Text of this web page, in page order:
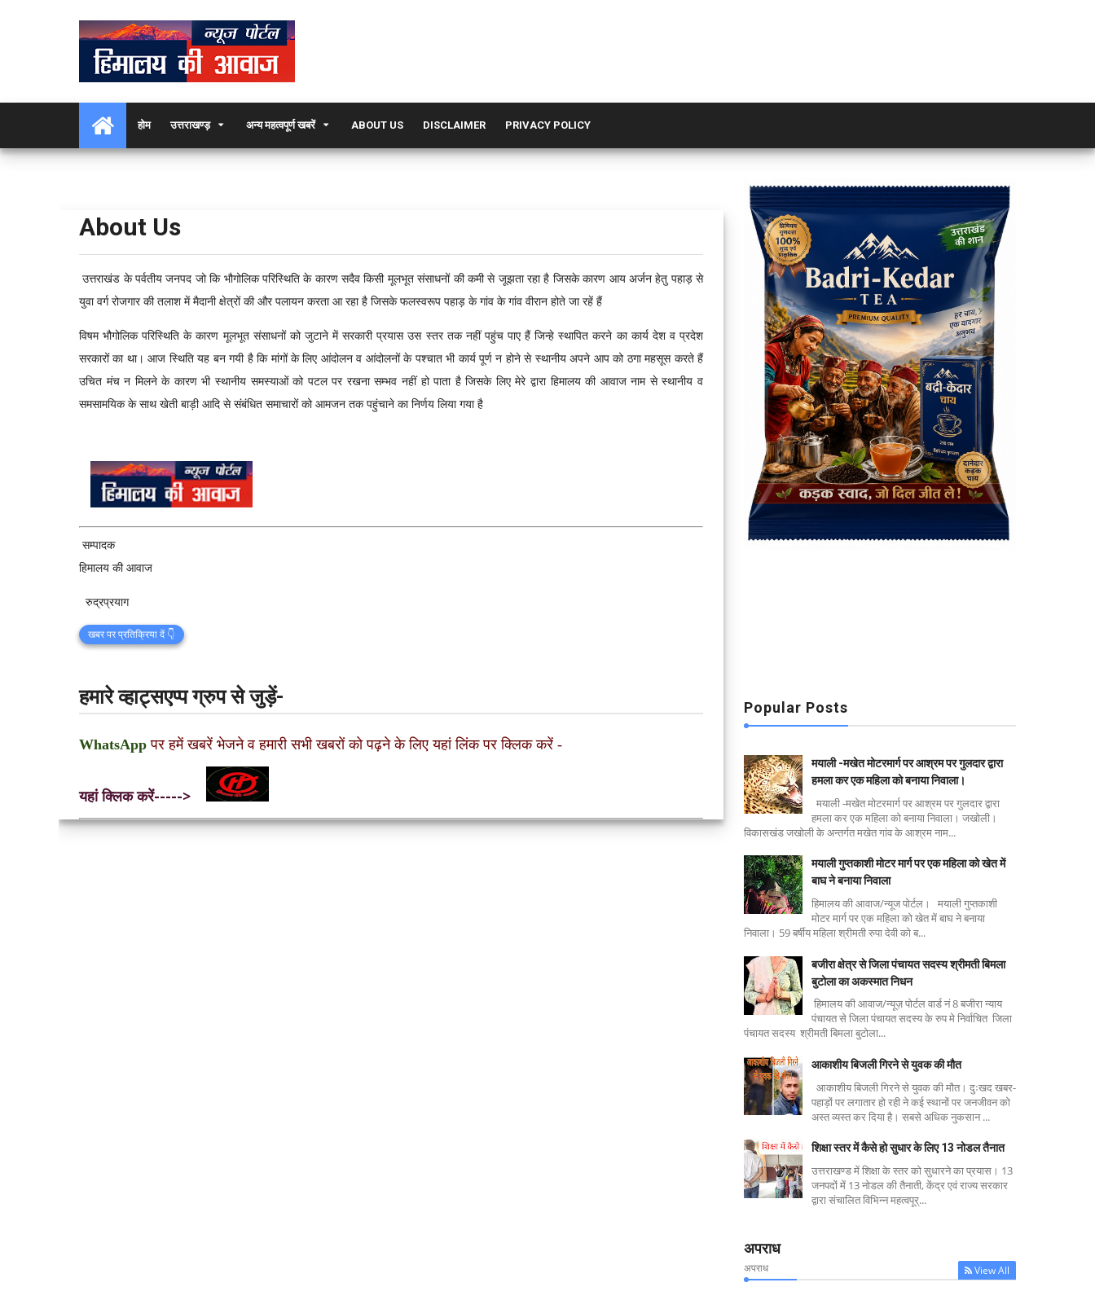
होम उत्तराखण्ड़ अन्य महत्वपूर्ण खबरें ABOUT US DISCLAIMER PRIVACY POLICY
About Us
उत्तराखंड के पर्वतीय जनपद जो कि भौगोलिक परिस्थिति के कारण सदैव किसी मूलभूत संसाधनों की कमी से जूझता रहा है जिसके कारण आय अर्जन हेतु पहाड़ से
युवा वर्ग रोजगार की तलाश में मैदानी क्षेत्रों की और पलायन करता आ रहा है जिसके फलस्वरूप पहाड़ के गांव के गांव वीरान होते जा रहें हैं
विषम भौगोलिक परिस्थिति के कारण मूलभूत संसाधनों को जुटाने में सरकारी प्रयास उस स्तर तक नहीं पहुंच पाए हैं जिन्हे स्थापित करने का कार्य देश व प्रदेश
सरकारों का था। आज स्थिति यह बन गयी है कि मांगों के लिए आंदोलन व आंदोलनों के पश्चात भी कार्य पूर्ण न होने से स्थानीय अपने आप को ठगा महसूस करते हैं
उचित मंच न मिलने के कारण भी स्थानीय समस्याओं को पटल पर रखना सम्भव नहीं हो पाता है जिसके लिए मेरे द्वारा हिमालय की आवाज नाम से स्थानीय व
समसामयिक के साथ खेती बाड़ी आदि से संबंधित समाचारों को आमजन तक पहुंचाने का निर्णय लिया गया है
सम्पादक
हिमालय की आवाज
रुद्रप्रयाग
खबर पर प्रतिक्रिया दें 👇
हमारे व्हाट्सएप्प ग्रुप से जुड़ें-
WhatsApp पर हमें खबरें भेजने व हमारी सभी खबरों को पढ़ने के लिए यहां लिंक पर क्लिक करें -
यहां क्लिक करें----->
Popular Posts
मयाली -मखेत मोटरमार्ग पर आश्रम पर गुलदार द्वारा
हमला कर एक महिला को बनाया निवाला।
मयाली -मखेत मोटरमार्ग पर आश्रम पर गुलदार द्वारा
हमला कर एक महिला को बनाया निवाला। जखोली।
विकासखंड जखोली के अन्तर्गत मखेत गांव के आश्रम नाम...
मयाली गुप्तकाशी मोटर मार्ग पर एक महिला को खेत में
बाघ ने बनाया निवाला
हिमालय की आवाज/न्यूज पोर्टल। मयाली गुप्तकाशी
मोटर मार्ग पर एक महिला को खेत में बाघ ने बनाया
निवाला। 59 बर्षीय महिला श्रीमती रुपा देवी को ब...
बजीरा क्षेत्र से जिला पंचायत सदस्य श्रीमती बिमला
बुटोला का अकस्मात निधन
हिमालय की आवाज/न्यूज़ पोर्टल वार्ड नं 8 बजीरा न्याय
पंचायत से जिला पंचायत सदस्य के रुप मे निर्वाचित जिला
पंचायत सदस्य श्रीमती बिमला बुटोला...
आकाशीय बिजली गिरने से युवक की मौत
आकाशीय बिजली गिरने से युवक की मौत। दुःखद खबर-
पहाड़ों पर लगातार हो रही ने कई स्थानों पर जनजीवन को
अस्त व्यस्त कर दिया है। सबसे अधिक नुकसान ...
शिक्षा स्तर में कैसे हो सुधार के लिए 13 नोडल तैनात
उत्तराखण्ड में शिक्षा के स्तर को सुधारने का प्रयास। 13
जनपदों में 13 नोडल की तैनाती, केंद्र एवं राज्य सरकार
द्वारा संचालित विभिन्न महत्वपूर्...
अपराध
अपराध View All